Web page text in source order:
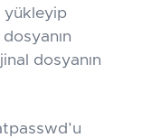
yükleyip
dosyanın